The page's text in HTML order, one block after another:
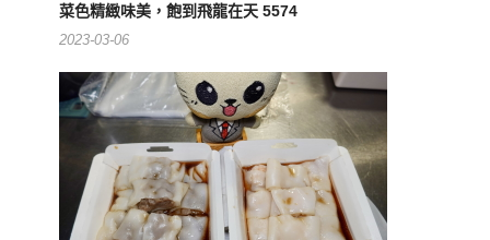
菜色精緻味美，飽到飛龍在天 5574
2023-03-06